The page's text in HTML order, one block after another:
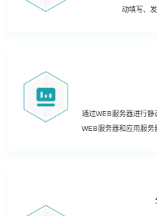
动填写、
通过WEB服务器进行静
WEB服务器和应用服务